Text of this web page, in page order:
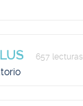
657 lecturas